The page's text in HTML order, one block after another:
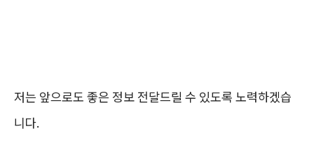
저는 앞으로도 좋은 정보 전달드릴 수 있도록 노력하겠습
니다.